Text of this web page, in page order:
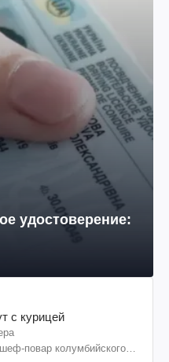
удостоверение:
с курицей
повар колумбийского